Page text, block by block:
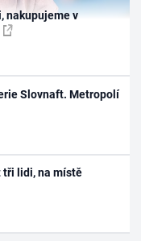
nakupujeme v
Slovnaft. Metropolí
tři lidi, na místě